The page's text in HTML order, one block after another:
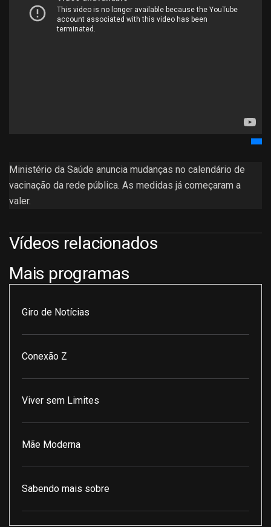
Ministério da Saúde anuncia mudanças no calendário de
vacinação da rede pública. As medidas já começaram a
valer.
Vídeos relacionados
Mais programas
Giro de Notícias
Conexão Z
Viver sem Limites
Mãe Moderna
Sabendo mais sobre